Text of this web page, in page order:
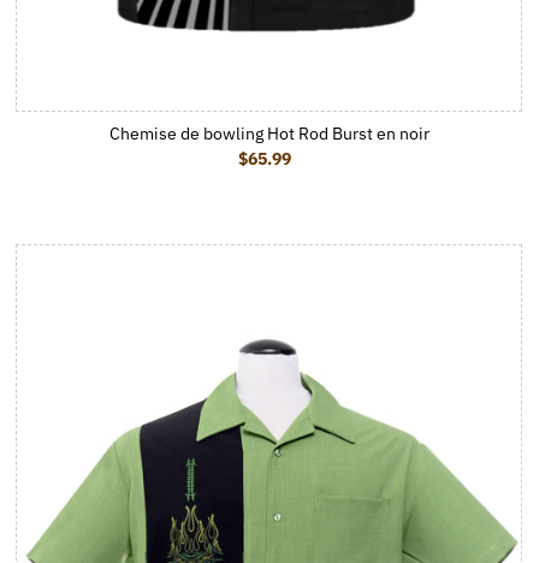
Chemise de bowling Hot Rod Burst en noir
Prix ordinaire
$65.99